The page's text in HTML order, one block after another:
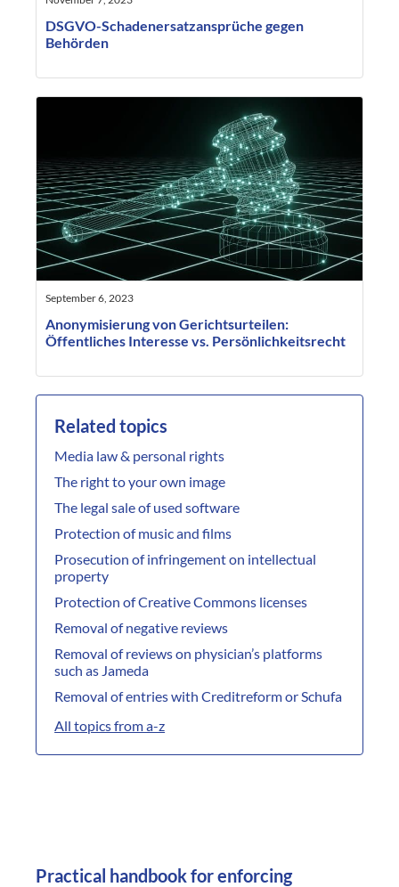
DSGVO-Schadenersatzansprüche gegen
Behörden
September 6, 2023
Anonymisierung von Gerichtsurteilen:
Öffentliches Interesse vs. Persönlichkeitsrecht
Related topics
Media law & personal rights
The right to your own image
The legal sale of used software
Protection of music and films
Prosecution of infringement on intellectual
property
Protection of Creative Commons licenses
Removal of negative reviews
Removal of reviews on physician’s platforms
such as Jameda
Removal of entries with Creditreform or Schufa
All topics from a-z
Practical handbook for enforcing